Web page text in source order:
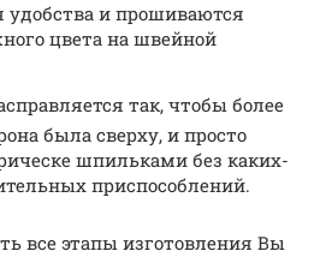
удобства и прошиваются
цвета на швейной
так, чтобы более
была сверху, и просто
шпильками без каких-
приспособлений.
все этапы изготовления Вы